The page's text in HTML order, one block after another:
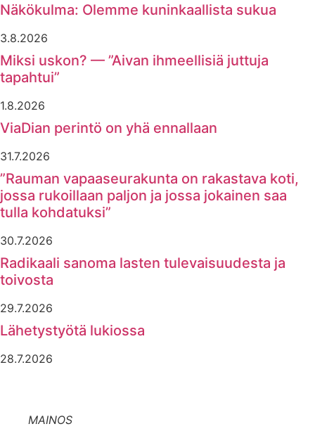
Näkökulma: Olemme kuninkaallista sukua
3.8.2026
Miksi uskon? — ”Aivan ihmeellisiä juttuja
tapahtui”
1.8.2026
ViaDian perintö on yhä ennallaan
31.7.2026
”Rauman vapaaseurakunta on rakastava koti,
jossa rukoillaan paljon ja jossa jokainen saa
tulla kohdatuksi”
30.7.2026
Radikaali sanoma lasten tulevaisuudesta ja
toivosta
29.7.2026
Lähetystyötä lukiossa
28.7.2026
MAINOS